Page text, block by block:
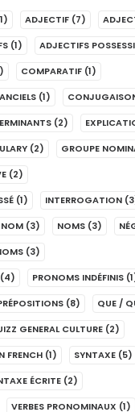
ADJECTIF (7)
(1) ADJECTIFS
COMPARATIF (1)
(1)
(2)
(2) GROUPE
(2)
(1) INTERROGATION
NOM (3) NOMS (3)
(3)
(4) PRONOMS INDÉFINIS
(8) QUE /
GENERAL CULTURE (2)
FRENCH (1) SYNTAXE (5)
ÉCRITE (2)
VERBES PRONOMINAUX (1)